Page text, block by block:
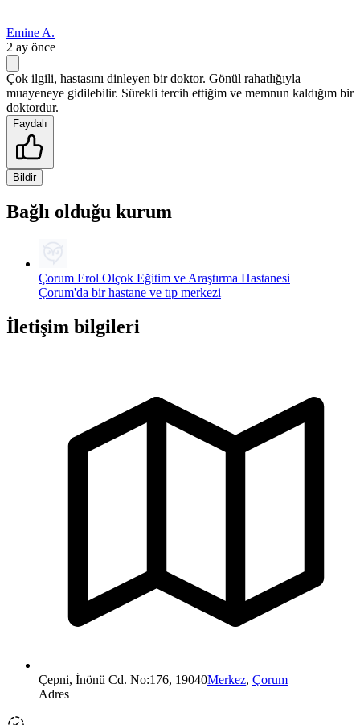
Emine A.
2 ay önce
Çok ilgili, hastasını dinleyen bir doktor. Gönül rahatlığıyla
muayeneye gidilebilir. Sürekli tercih ettiğim ve memnun kaldığım bir
doktordur.
Faydalı
Bildir
Bağlı olduğu kurum
Çorum Erol Olçok Eğitim ve Araştırma Hastanesi
Çorum'da bir hastane ve tıp merkezi
İletişim bilgileri
Çepni, İnönü Cd. No:176, 19040Merkez, Çorum
Adres